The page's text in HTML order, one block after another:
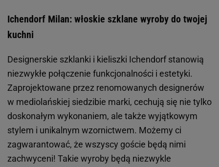
Ichendorf Milan: włoskie szklane wyroby do twojej
kuchni
Designerskie szklanki i kieliszki Ichendorf stanowią
niezwykłe połączenie funkcjonalności i estetyki.
Zaprojektowane przez renomowanych designerów
w mediolańskiej siedzibie marki, cechują się nie tylko
doskonałym wykonaniem, ale także wyjątkowym
stylem i unikalnym wzornictwem. Możemy ci
zagwarantować, że wszyscy goście będą nimi
zachwyceni! Takie wyroby będą niezwykle